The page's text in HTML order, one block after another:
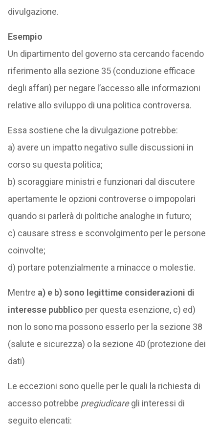
divulgazione.
Esempio
Un dipartimento del governo sta cercando facendo
riferimento alla sezione 35 (conduzione efficace
degli affari) per negare l’accesso alle informazioni
relative allo sviluppo di una politica controversa.
Essa sostiene che la divulgazione potrebbe:
a) avere un impatto negativo sulle discussioni in
corso su questa politica;
b) scoraggiare ministri e funzionari dal discutere
apertamente le opzioni controverse o impopolari
quando si parlerà di politiche analoghe in futuro;
c) causare stress e sconvolgimento per le persone
coinvolte;
d) portare potenzialmente a minacce o molestie.
Mentre a) e b) sono legittime considerazioni di
interesse pubblico per questa esenzione, c) ed)
non lo sono ma possono esserlo per la sezione 38
(salute e sicurezza) o la sezione 40 (protezione dei
dati)
Le eccezioni sono quelle per le quali la richiesta di
accesso potrebbe pregiudicaregli interessi di
seguito elencati: